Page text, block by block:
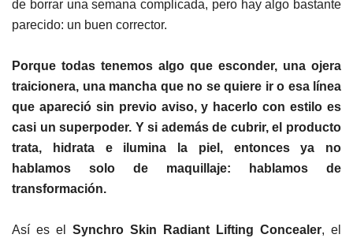
de borrar una semana complicada, pero hay algo bastante
parecido: un buen corrector.
Porque todas tenemos algo que esconder, una ojera
traicionera, una mancha que no se quiere ir o esa línea
que apareció sin previo aviso, y hacerlo con estilo es
casi un superpoder. Y si además de cubrir, el producto
trata, hidrata e ilumina la piel, entonces ya no
hablamos solo de maquillaje: hablamos de
transformación.
Así es el Synchro Skin Radiant Lifting Concealer, el